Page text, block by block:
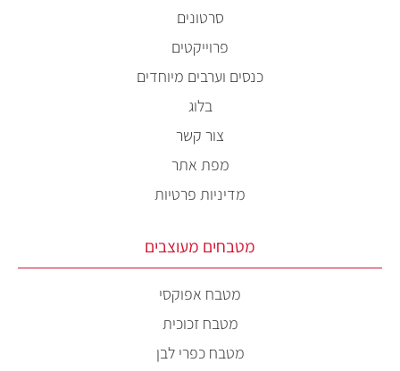
סרטונים
פרוייקטים
כנסים וערבים מיוחדים
בלוג
צור קשר
מפת אתר
מדיניות פרטיות
מטבחים מעוצבים
מטבח אפוקסי
מטבח זכוכית
מטבח כפרי לבן